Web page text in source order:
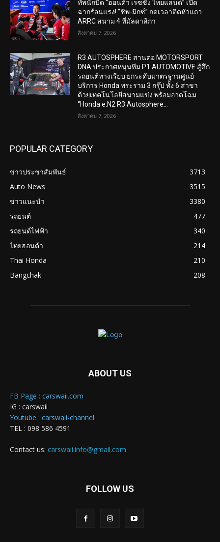
ทัพนักบิด “ฮอนด้า เรซซิ่ง ไทยแลนด์” เปิด
ฉากร้อนแรง! “ชิพ-มิกซ์” กดเวลาติดหัวแถว
ARRC สนาม 4 ที่มัลดาลิกา
สิงหาคม 7, 2026
R3 AUTOSPHERE สานต่อ MOTORSPORT
DNA ประกาศหนุนทีม P1 AUTOMOTIVE สู้ศึก
รถยนต์ทางเรียบ ยกระดับมาตรฐานศูนย์
บริการ Honda พระราม 3 กรุ๊ป ทั้ง 6 สาขา
ด้วยเทคโนโลยีสนามแข่ง พร้อมอวดโฉม
“Honda e:N2 R3 Autosphere...
สิงหาคม 7, 2026
POPULAR CATEGORY
ข่าวประชาสัมพันธ์
3713
Auto News
3515
ข่าวแนะนำ
3380
รถยนต์
477
รถยนต์ไฟฟ้า
340
ไทยฮอนด้า
214
Thai Honda
210
Bangchak
208
ABOUT US
FB Page : carswaii.com
IG : carswaii
Youtube : carswaii-channel
TEL : 098 586 4591
Contact us: carswaii.info@gmail.com
FOLLOW US